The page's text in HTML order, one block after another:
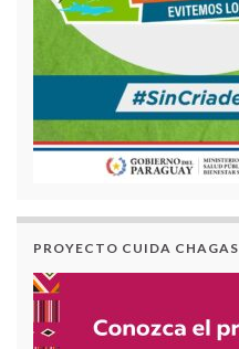
PROYECTO CUIDA CHAGAS